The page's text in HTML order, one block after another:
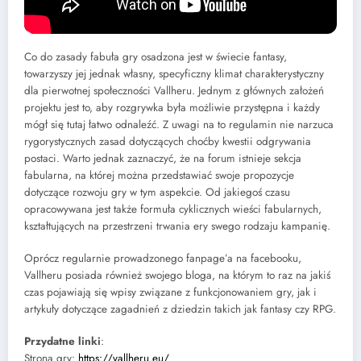
setka. Nowi, zwłaszcza niezaznajomieni ze specyfiką silnika, gracze
na pewno też docenią rozbudowane i przejrzyste FAQ.
Co do zasady fabuła gry osadzona jest w świecie fantasy,
towarzyszy jej jednak własny, specyficzny klimat charakterystyczny
dla pierwotnej społeczności Vallheru. Jednym z głównych założeń
projektu jest to, aby rozgrywka była możliwie przystępna i każdy
mógł się tutaj łatwo odnaleźć. Z uwagi na to regulamin nie narzuca
rygorystycznych zasad dotyczących choćby kwestii odgrywania
postaci. Warto jednak zaznaczyć, że na forum istnieje sekcja
fabularna, na której można przedstawiać swoje propozycje
dotyczące rozwoju gry w tym aspekcie. Od jakiegoś czasu
opracowywana jest także formuła cyklicznych wieści fabularnych,
kształtujących na przestrzeni trwania ery swego rodzaju kampanię.
Oprócz regularnie prowadzonego fanpage’a na facebooku,
Vallheru posiada również swojego bloga, na którym to raz na jakiś
czas pojawiają się wpisy związane z funkcjonowaniem gry, jak i
artykuły dotyczące zagadnień z dziedzin takich jak fantasy czy RPG.
Przydatne linki: